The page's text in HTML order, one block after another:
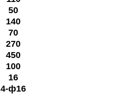
50
140
70
270
450
100
16
4-ф16